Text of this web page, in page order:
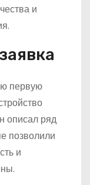
и
первую
описал ряд
позволили
и